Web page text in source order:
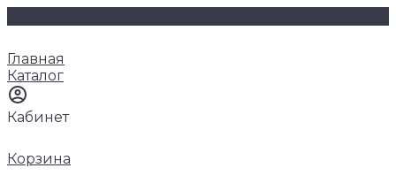
Главная
Каталог
Кабинет
Корзина